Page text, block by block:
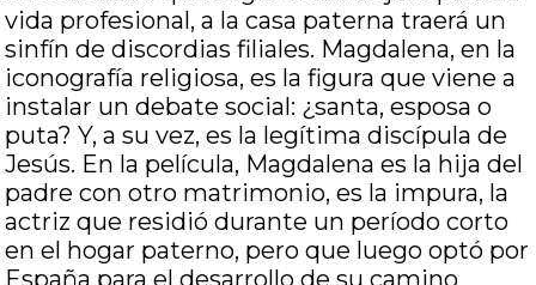
vida profesional, a la casa paterna traerá un
sinfín de discordias filiales. Magdalena, en la
iconografía religiosa, es la figura que viene a
instalar un debate social: ¿santa, esposa o
puta? Y, a su vez, es la legítima discípula de
Jesús. En la película, Magdalena es la hija del
padre con otro matrimonio, es la impura, la
actriz que residió durante un período corto
en el hogar paterno, pero que luego optó por
España para el desarrollo de su camino